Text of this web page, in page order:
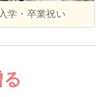
入学・卒業祝い